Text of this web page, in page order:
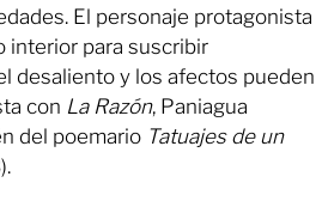
El personaje protagonista
interior para suscribir
desaliento y los afectos pueden
con La Razón, Paniagua
del poemario Tatuajes de un